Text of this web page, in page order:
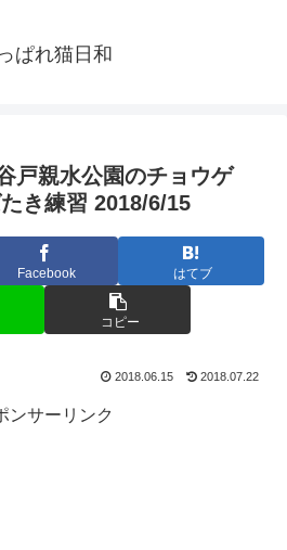
ぱれ猫日和
戸親水公園のチョウゲ
き練習 2018/6/15
Facebook はてブ
コピー
2018.06.15 2018.07.22
ンサーリンク